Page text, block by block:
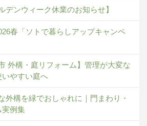
デンウィーク休業のお知らせ】
春「ソトで暮らしアップキャンペ
外構・庭リフォーム】管理が大変な
やすい庭へ
外構を緑でおしゃれに｜門まわり・
実例集